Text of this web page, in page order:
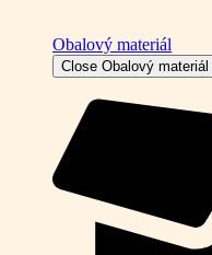
Obalový materiál
Close Obalový materiál